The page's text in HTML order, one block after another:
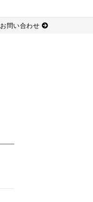
お問い合わせ